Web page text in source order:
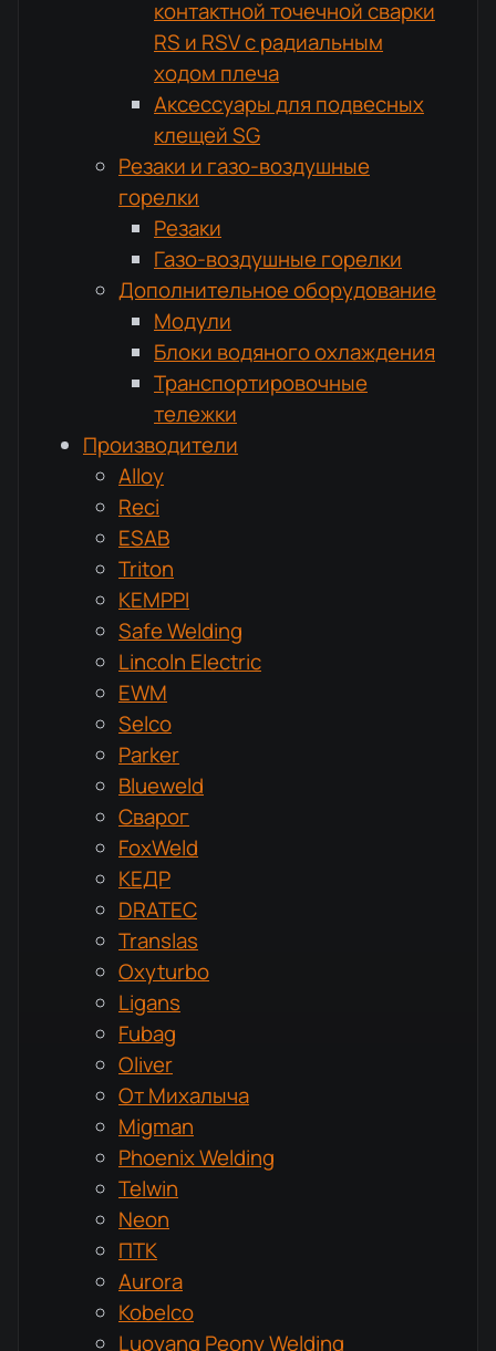
контактной точечной сварки
RS и RSV с радиальным
ходом плеча
Аксессуары для подвесных
клещей SG
Резаки и газо-воздушные
горелки
Резаки
Газо-воздушные горелки
Дополнительное оборудование
Модули
Блоки водяного охлаждения
Транспортировочные
тележки
Производители
Alloy
Reci
ESAB
Triton
KEMPPI
Safe Welding
Lincoln Electric
EWM
Selco
Parker
Blueweld
Сварог
FoxWeld
КЕДР
DRATEC
Translas
Oxyturbo
Ligans
Fubag
Oliver
От Михалыча
Migman
Phoenix Welding
Telwin
Neon
ПТК
Aurora
Kobelco
Luoyang Peony Welding